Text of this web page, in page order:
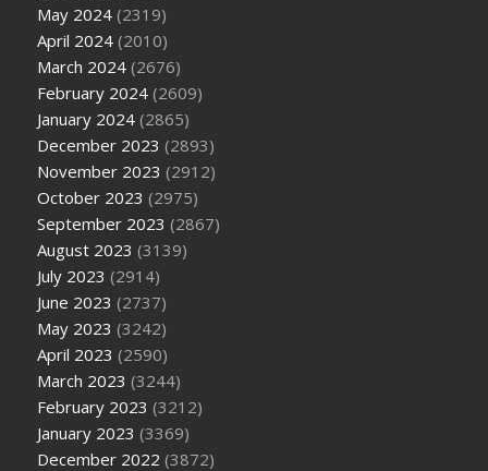
May 2024 (2319)
April 2024 (2010)
March 2024 (2676)
February 2024 (2609)
January 2024 (2865)
December 2023 (2893)
November 2023 (2912)
October 2023 (2975)
September 2023 (2867)
August 2023 (3139)
July 2023 (2914)
June 2023 (2737)
May 2023 (3242)
April 2023 (2590)
March 2023 (3244)
February 2023 (3212)
January 2023 (3369)
December 2022 (3872)